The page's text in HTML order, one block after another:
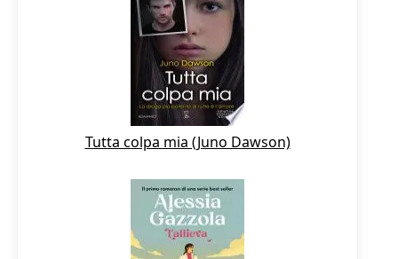
Tutta colpa mia (Juno Dawson)